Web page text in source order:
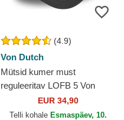
(4.9)
Von Dutch
Mütsid kumer must
reguleeritav LOFB 5 Von
EUR 34,90
Telli kohale Esmaspäev, 10.